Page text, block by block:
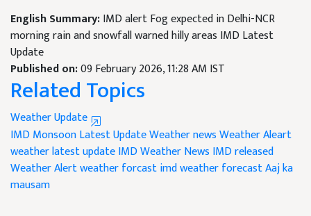
English Summary:IMD alert Fog expected in Delhi-NCR
morning rain and snowfall warned hilly areas IMD Latest
Update
Published on:09 February 2026, 11:28 AM IST
Related Topics
Weather Update
IMD Monsoon Latest UpdateWeather newsWeather Aleart
weather latest updateIMD Weather News IMD released
Weather Alertweather forcastimd weather forecastAaj ka
mausam